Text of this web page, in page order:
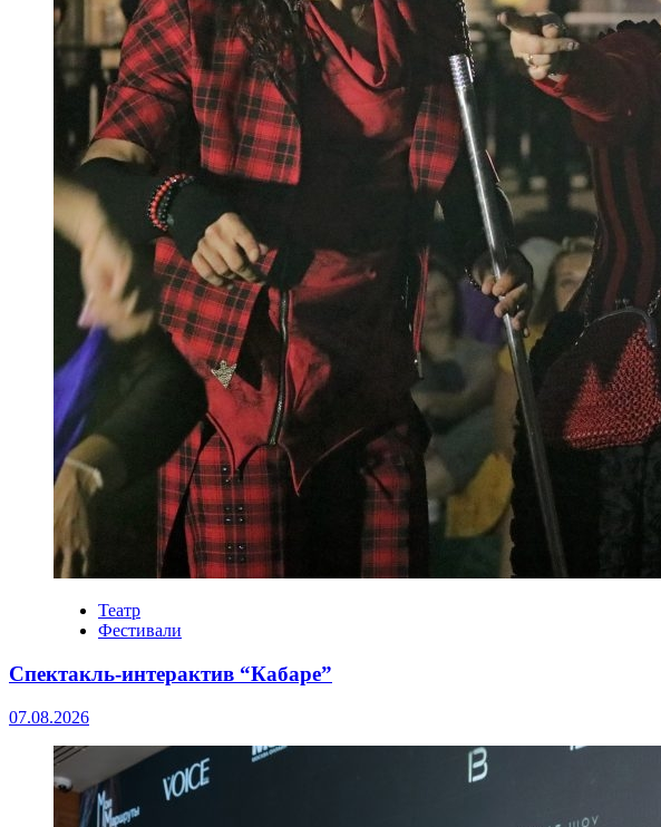
Театр
Фестивали
Спектакль-интерактив “Кабаре”
07.08.2026